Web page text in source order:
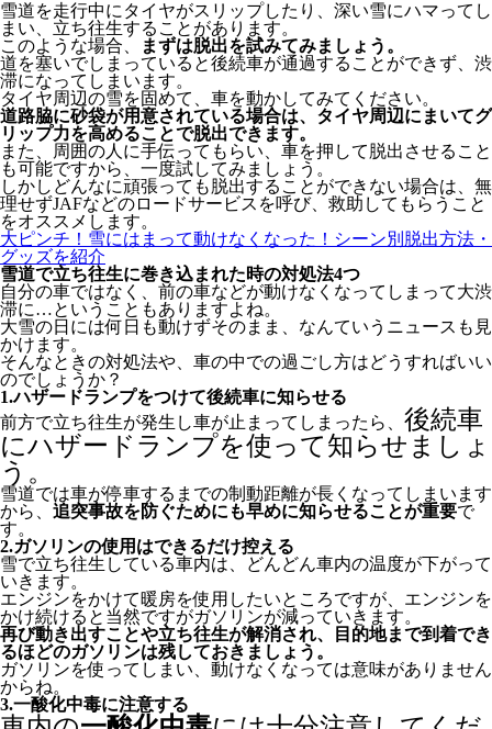
雪道を走行中にタイヤがスリップしたり、深い雪にハマってし
まい、立ち往生することがあります。
このような場合、
まずは脱出を試みてみましょう。
道を塞いでしまっていると後続車が通過することができず、渋
滞になってしまいます。
タイヤ周辺の雪を固めて、車を動かしてみてください。
道路脇に砂袋が用意されている場合は、タイヤ周辺にまいてグ
リップ力を高めることで脱出できます。
また、周囲の人に手伝ってもらい、車を押して脱出させること
も可能ですから、一度試してみましょう。
しかしどんなに頑張っても脱出することができない場合は、無
理せずJAFなどのロードサービスを呼び、救助してもらうこと
をオススメします。
大ピンチ！雪にはまって動けなくなった！シーン別脱出方法・
グッズを紹介
雪道で立ち往生に巻き込まれた時の対処法4つ
自分の車ではなく、前の車などが動けなくなってしまって大渋
滞に…ということもありますよね。
大雪の日には何日も動けずそのまま、なんていうニュースも見
かけます。
そんなときの対処法や、車の中での過ごし方はどうすればいい
のでしょうか？
1.ハザードランプをつけて後続車に知らせる
前方で立ち往生が発生し車が止まってしまったら、 後続車
にハザードランプを使って知らせましょ
う。
雪道では車が停車するまでの制動距離が長くなってしまいます
から、 追突事故を防ぐためにも早めに知らせることが重要で
す。
2.ガソリンの使用はできるだけ控える
雪で立ち往生している車内は、どんどん車内の温度が下がって
いきます。
エンジンをかけて暖房を使用したいところですが、エンジンを
かけ続けると当然ですがガソリンが減っていきます。
再び動き出すことや立ち往生が解消され、目的地まで到着でき
るほどのガソリンは残しておきましょう。
ガソリンを使ってしまい、動けなくなっては意味がありません
からね。
3.一酸化中毒に注意する